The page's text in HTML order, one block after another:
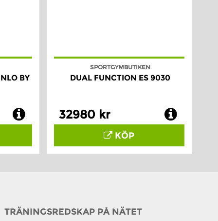
BY
SPORTGYMBUTIKEN
DUAL FUNCTION ES 9030
32980 kr
KÖP
TRÄNINGSREDSKAP PÅ NÄTET